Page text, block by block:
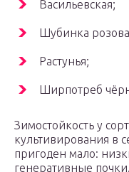
Васильевская;
Шубинка
Растунья;
Ширпотреб
Зимостойкость у
культивирования в
пригоден мало:
генеративные